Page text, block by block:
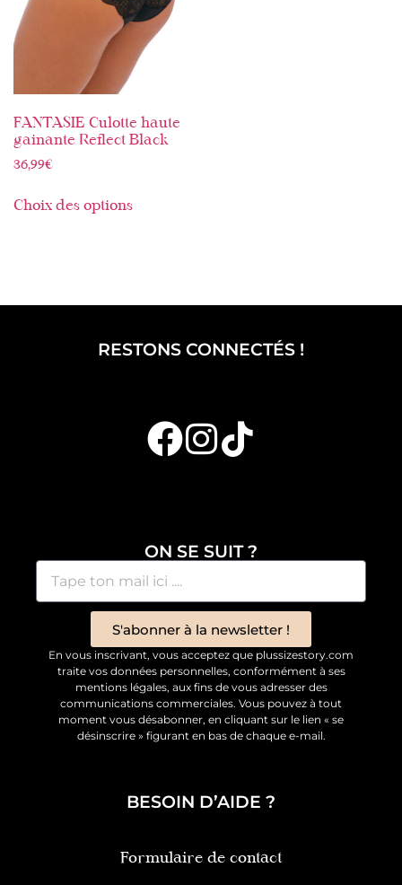
FANTASIE Culotte haute
gainante Reflect Black
36,99€
Choix des options
RESTONS CONNECTÉS !
ON SE SUIT ?
S'abonner à la newsletter !
En vous inscrivant, vous acceptez que plussizestory.com
traite vos données personnelles, conformément à ses
mentions légales, aux fins de vous adresser des
communications commerciales. Vous pouvez à tout
moment vous désabonner, en cliquant sur le lien « se
désinscrire » figurant en bas de chaque e-mail.
BESOIN D’AIDE ?
Formulaire de contact